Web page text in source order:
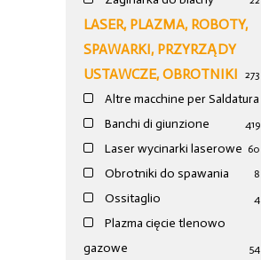
LASER, PLAZMA, ROBOTY,
SPAWARKI, PRZYRZĄDY
USTAWCZE, OBROTNIKI
273
Altre macchine per Saldatura
19
Banchi di giunzione 4
Laser wycinarki laserowe 60
Obrotniki do spawania 8
Ossitaglio 4
Plazma cięcie tlenowo
gazowe
54